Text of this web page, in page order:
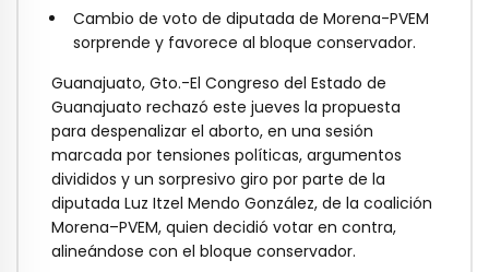
Cambio de voto de diputada de Morena-PVEM
sorprende y favorece al bloque conservador.
Guanajuato, Gto.-El Congreso del Estado de
Guanajuato rechazó este jueves la propuesta
para despenalizar el aborto, en una sesión
marcada por tensiones políticas, argumentos
divididos y un sorpresivo giro por parte de la
diputada Luz Itzel Mendo González, de la coalición
Morena–PVEM, quien decidió votar en contra,
alineándose con el bloque conservador.